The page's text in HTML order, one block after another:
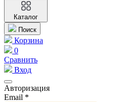
Каталог
Поиск
Корзина
0
Сравнить
Вход
Авторизация
Email *